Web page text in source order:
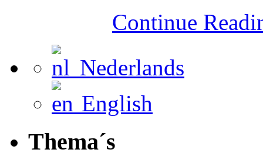
Continue
Nederlands
English
Thema´s